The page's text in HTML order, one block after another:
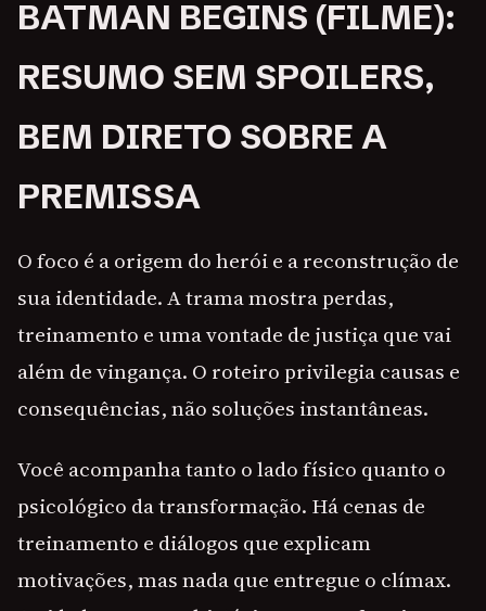
BATMAN BEGINS (FILME):
RESUMO SEM SPOILERS,
BEM DIRETO SOBRE A
PREMISSA
O foco é a origem do herói e a reconstrução de
sua identidade. A trama mostra perdas,
treinamento e uma vontade de justiça que vai
além de vingança. O roteiro privilegia causas e
consequências, não soluções instantâneas.
Você acompanha tanto o lado físico quanto o
psicológico da transformação. Há cenas de
treinamento e diálogos que explicam
motivações, mas nada que entregue o clímax.